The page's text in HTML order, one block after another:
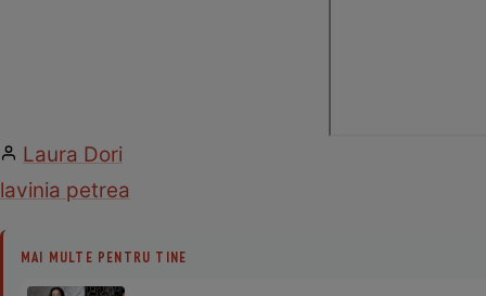
Laura Dori
lavinia petrea
MAI MULTE PENTRU TINE